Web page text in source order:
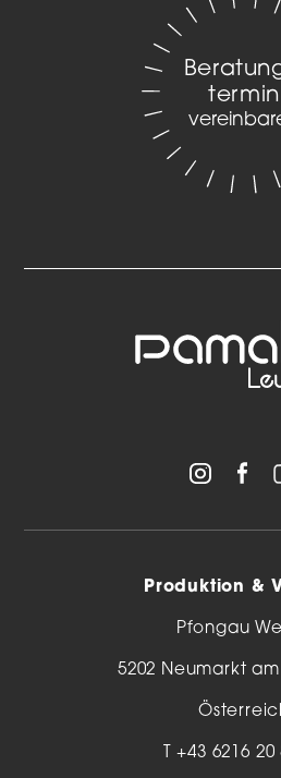
termin
Produktion &
Pfongau
5202 Neumarkt
T+43 6216 20